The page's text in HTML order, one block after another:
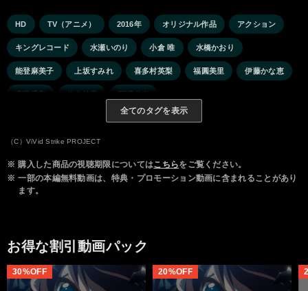
HD TV（アニメ） 2016年 オリジナル作品 アクション
キングレコード 水瀬いのり 小倉 唯 水橋かおり
能登麻美子 上坂すみれ 喜多村英梨 福圓美里 伊藤かな恵
斎藤千和 佐倉綾音 阿澄佳奈
全てのタグを表示
（C）ViVid Strike PROJECT
※ 購入した商品の視聴期限についてはこちらをご覧ください。
※ 一部の本編無料動画は、特典・プロモーション動画に含まれることがあり
ます。
お得な割引動画パック
30%OFF 20%OFF